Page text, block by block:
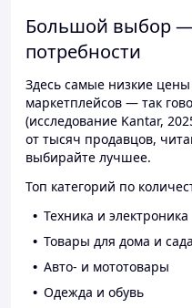
Большой выбор
потребности
Здесь самые низкие
маркетплейсов — так
(исследование Kantar,
от тысяч продавцов,
выбирайте лучшее.
Топ категорий по
Техника и электроника
Товары для дома и сада
Авто- и мототовары
Одежда и обувь